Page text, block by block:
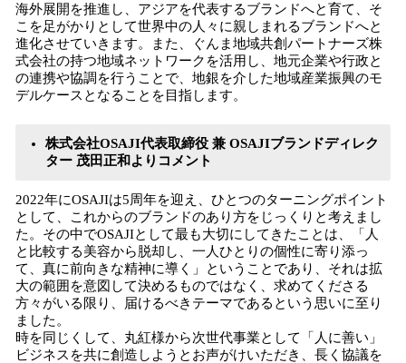
海外展開を推進し、アジアを代表するブランドへと育て、そ
こを足がかりとして世界中の人々に親しまれるブランドへと
進化させていきます。また、ぐんま地域共創パートナーズ株
式会社の持つ地域ネットワークを活用し、地元企業や行政と
の連携や協調を行うことで、地銀を介した地域産業振興のモ
デルケースとなることを目指します。
株式会社OSAJI代表取締役 兼 OSAJIブランドディレク
ター 茂田正和よりコメント
2022年にOSAJIは5周年を迎え、ひとつのターニングポイント
として、これからのブランドのあり方をじっくりと考えまし
た。その中でOSAJIとして最も大切にしてきたことは、「人
と比較する美容から脱却し、一人ひとりの個性に寄り添っ
て、真に前向きな精神に導く」ということであり、それは拡
大の範囲を意図して決めるものではなく、求めてくださる
方々がいる限り、届けるべきテーマであるという思いに至り
ました。
時を同じくして、丸紅様から次世代事業として「人に善い」
ビジネスを共に創造しようとお声がけいただき、長く協議を